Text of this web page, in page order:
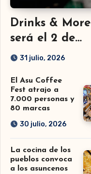
Drinks & More
será el 2 de
setiembre en el
31 julio, 2026
El Asu Coffee
Fest atrajo a
7.000 personas y
80 marcas
30 julio, 2026
La cocina de los
pueblos convoca
a los asuncenos